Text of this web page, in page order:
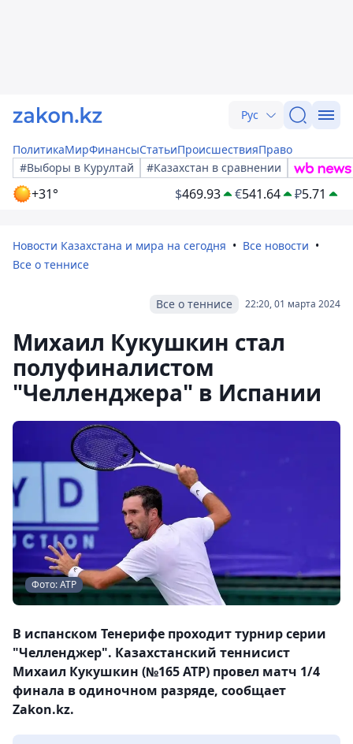
Рус
ПолитикаМирФинансыСтатьиПроисшествияПраво
#Выборы в Курултай
#Казахстан в сравнении
+31° $469.93 €541.64 ₽5.71
Новости Казахстана и мира на сегодня
Все новости
Все о теннисе
22:20, 01 марта 2024
Все о теннисе
Михаил Кукушкин стал
полуфиналистом
"Челленджера" в Испании
Фото: АТР
В испанском Тенерифе проходит турнир серии
"Челленджер". Казахстанский теннисист
Михаил Кукушкин (№165 АТР) провел матч 1/4
финала в одиночном разряде, сообщает
Zakon.kz.